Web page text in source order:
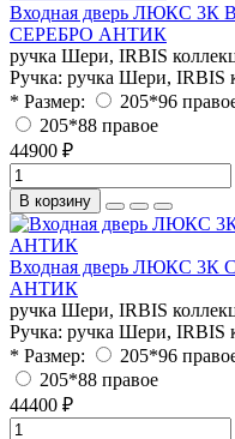
Входная дверь ЛЮКС 3К
СЕРЕБРО АНТИК
ручка Шери, IRBIS
Ручка: ручка Шери, IRBIS
* Размер:
205*96
205*88 правое
44900 ₽
В корзину
Входная дверь ЛЮКС 3К
АНТИК
ручка Шери, IRBIS
Ручка: ручка Шери, IRBIS
* Размер:
205*96
205*88 правое
44400 ₽